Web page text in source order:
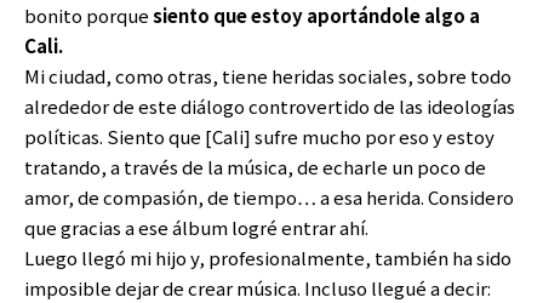
bonito porquesiento que estoy aportándole algo a
Cali.
Mi ciudad, como otras, tiene heridas sociales, sobre todo
alrededor de este diálogo controvertido de las ideologías
políticas. Siento que [Cali] sufre mucho por eso y estoy
tratando, a través de la música, de echarle un poco de
amor, de compasión, de tiempo… a esa herida. Considero
que gracias a ese álbum logré entrar ahí.
Luego llegó mi hijo y, profesionalmente, también ha sido
imposible dejar de crear música. Incluso llegué a decir: